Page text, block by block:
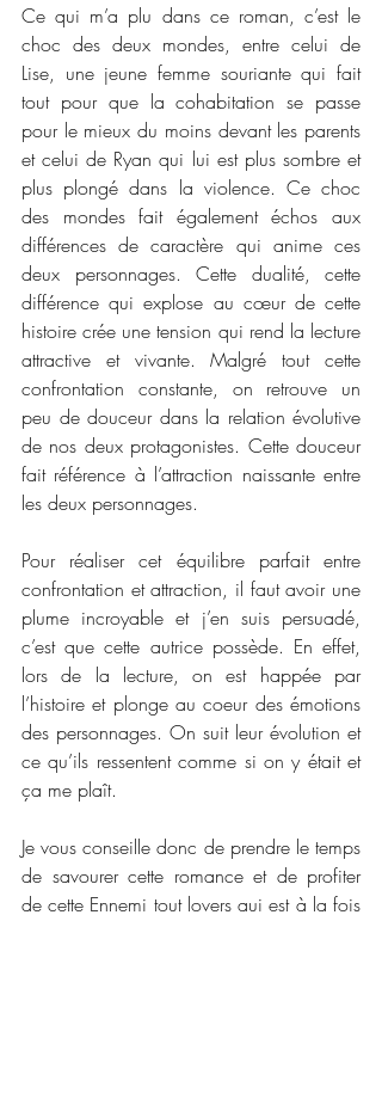
Ce qui m’a plu dans ce roman, c’est le
choc des deux mondes, entre celui de
Lise, une jeune femme souriante qui fait
tout pour que la cohabitation se passe
pour le mieux du moins devant les parents
et celui de Ryan qui lui est plus sombre et
plus plongé dans la violence. Ce choc
des mondes fait également échos aux
différences de caractère qui anime ces
deux personnages. Cette dualité, cette
différence qui explose au cœur de cette
histoire crée une tension qui rend la lecture
attractive et vivante. Malgré tout cette
confrontation constante, on retrouve un
peu de douceur dans la relation évolutive
de nos deux protagonistes. Cette douceur
fait référence à l’attraction naissante entre
les deux personnages.
Pour réaliser cet équilibre parfait entre
confrontation et attraction, il faut avoir une
plume incroyable et j’en suis persuadé,
c’est que cette autrice possède. En effet,
lors de la lecture, on est happée par
l’histoire et plonge au coeur des émotions
des personnages. On suit leur évolution et
ce qu’ils ressentent comme si on y était et
ça me plaît.
Je vous conseille donc de prendre le temps
de savourer cette romance et de profiter
de cette Ennemi tout lovers qui est à la fois